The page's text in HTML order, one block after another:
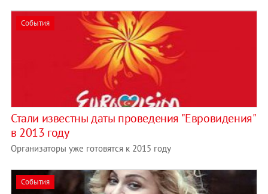
События
Стали известны даты проведения "Евровидения"
в 2013 году
Организаторы уже готовятся к 2015 году
События